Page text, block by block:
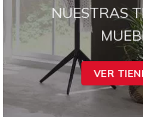
NUESTRAS
VER